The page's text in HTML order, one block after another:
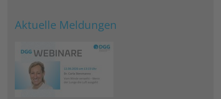
fleißigen Doktoranden hätte ich viele wichtige Daten nicht
weiterlesen
Aktuelle Meldungen